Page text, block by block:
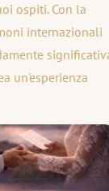
ospiti. Con la
internazionali
un'esperienza